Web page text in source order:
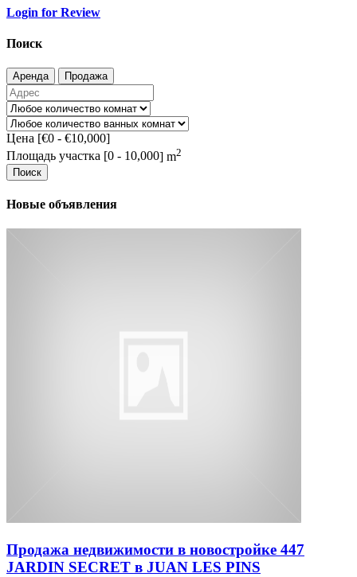
Login for Review
Поиск
Аренда Продажа
Цена [€0 - €10,000]
Площадь участка [0 - 10,000] m2
Поиск
Новые объявления
Продажа недвижимости в новостройке 447
JARDIN SECRET в JUAN LES PINS